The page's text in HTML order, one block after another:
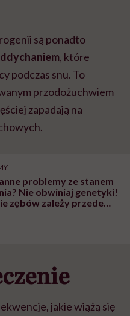
są ponadto
, które
podczas snu. To
przodożuchwiem
zapadają na
problemy ze stanem
Nie obwiniaj genetyki!
zębów zależy przede
jakie wiążą się